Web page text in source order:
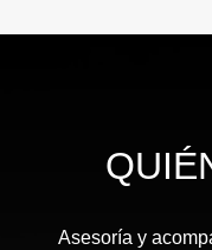
Asesoría y